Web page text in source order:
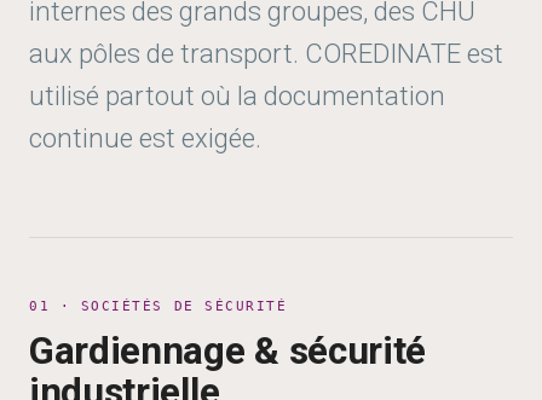
internes des grands groupes, des CHU
aux pôles de transport. COREDINATE est
utilisé partout où la documentation
continue est exigée.
01 · SOCIÉTÉS DE SÉCURITÉ
Gardiennage & sécurité